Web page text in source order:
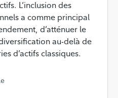
L’inclusion des
a comme principal
d’atténuer le
au-delà de
d’actifs classiques.